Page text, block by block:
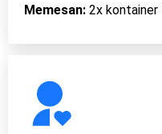
Memesan:2x kontainer